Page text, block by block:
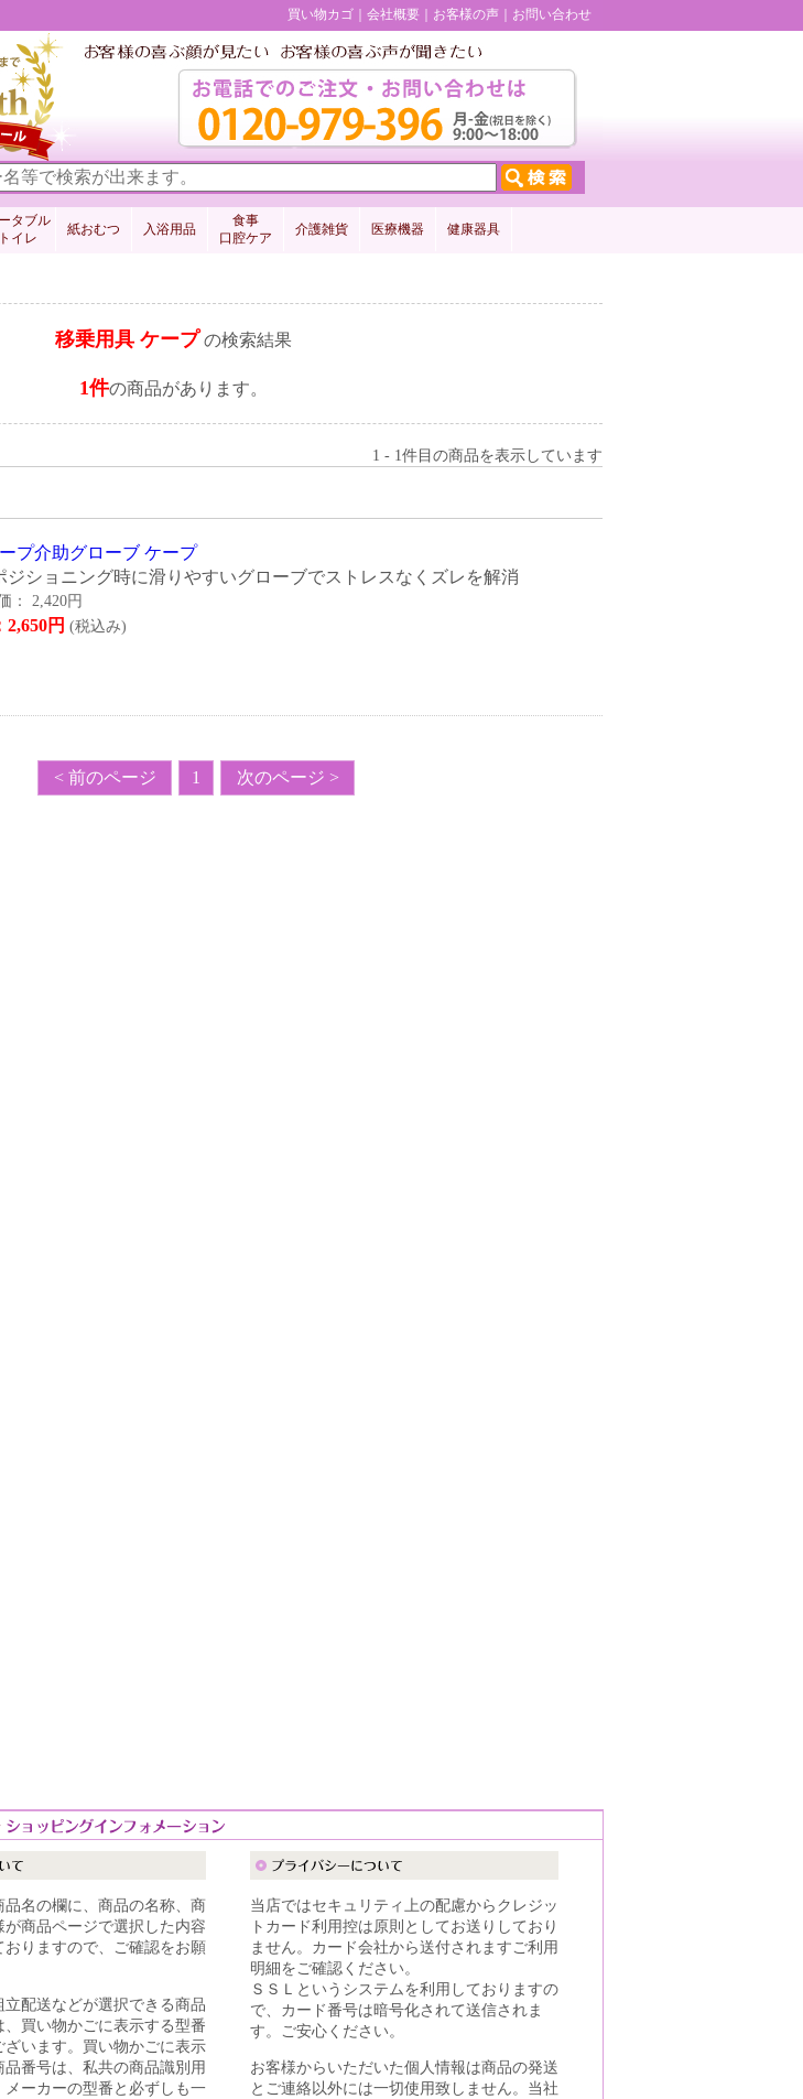
買い物カゴ 会社概要 お客様の声 お問い合わせ
タブル
トイレ
紙おむつ 入浴用品
食事
口腔ケア
介護雑貨 医療機器 健康器具
移乗用具 ケープの検索結果
1件の商品があります。
1 - 1件目の商品を表示しています
プ介助グローブ ケープ
ジショニング時に滑りやすいグローブでストレスなくズレを解消
： 2,420円
2,650円 (税込み)
< 前のページ 1 次のページ >
品名の欄に、商品の名称、商
が商品ページで選択した内容
おりますので、ご確認をお願
立配送などが選択できる商品
、買い物かごに表示する型番
ざいます。買い物かごに表示
品番号は、私共の商品識別用
メーカーの型番と必ずしも一
当店ではセキュリティ上の配慮からクレジッ
トカード利用控は原則としてお送りしており
ません。カード会社から送付されますご利用
明細をご確認ください。
ＳＳＬというシステムを利用しておりますの
で、カード番号は暗号化されて送信されま
す。ご安心ください。
お客様からいただいた個人情報は商品の発送
とご連絡以外には一切使用致しません。当社